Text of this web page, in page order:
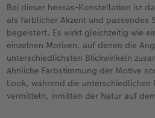
Bei dieser hexxas-Konstellation ist
als farblicher Akzent und passendes
begeistert. Es wirkt gleichzeitig wie
einzelnen Motiven, auf denen die
unterschiedlichsten Blickwinkeln
ähnliche Farbstimmung der Motive
Look, während die unterschiedlichen
vermitteln, inmitten der Natur auf